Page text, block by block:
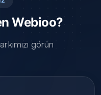
Webioo?
görün